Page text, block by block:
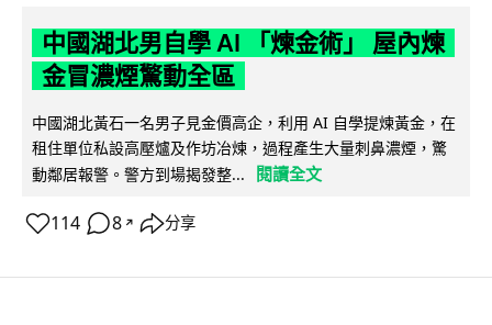
中國湖北男自學 AI 「煉金術」 屋內煉
金冒濃煙驚動全區
中國湖北黃石一名男子見金價高企，利用 AI 自學提煉黃金，在
租住單位私設高壓爐及作坊冶煉，過程產生大量刺鼻濃煙，驚
動鄰居報警。警方到場揭發整...
閱讀全文
114 8 ↗ 分享